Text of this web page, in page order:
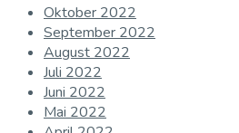
Oktober 2022
September 2022
August 2022
Juli 2022
Juni 2022
Mai 2022